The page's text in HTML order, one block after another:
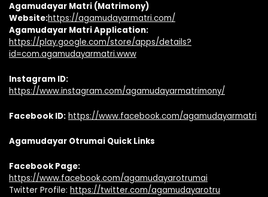
Agamudayar Matri (Matrimony)
Website:https://agamudayarmatri.com/
Agamudayar Matri Application:
https://play.google.com/store/apps/details?
id=com.agamudayarmatri.www
Instagram ID:
https://www.instagram.com/agamudayarmatrimony/
Facebook ID: https://www.facebook.com/agamudayarmatri
Agamudayar Otrumai Quick Links
Facebook Page:
https://www.facebook.com/agamudayarotrumai
Twitter Profile: https://twitter.com/agamudayarotru